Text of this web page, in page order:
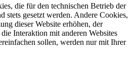
die für den technischen Betrieb der
stets gesetzt werden. Andere Cookies,
dieser Website erhöhen, der
Interaktion mit anderen Websites
sollen, werden nur mit Ihrer